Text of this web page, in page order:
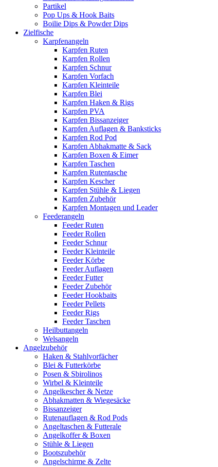
Partikel
Pop Ups & Hook Baits
Boilie Dips & Powder Dips
Zielfische
Karpfenangeln
Karpfen Ruten
Karpfen Rollen
Karpfen Schnur
Karpfen Vorfach
Karpfen Kleinteile
Karpfen Blei
Karpfen Haken & Rigs
Karpfen PVA
Karpfen Bissanzeiger
Karpfen Auflagen & Banksticks
Karpfen Rod Pod
Karpfen Abhakmatte & Sack
Karpfen Boxen & Eimer
Karpfen Taschen
Karpfen Rutentasche
Karpfen Kescher
Karpfen Stühle & Liegen
Karpfen Zubehör
Karpfen Montagen und Leader
Feederangeln
Feeder Ruten
Feeder Rollen
Feeder Schnur
Feeder Kleinteile
Feeder Körbe
Feeder Auflagen
Feeder Futter
Feeder Zubehör
Feeder Hookbaits
Feeder Pellets
Feeder Rigs
Feeder Taschen
Heilbuttangeln
Welsangeln
Angelzubehör
Haken & Stahlvorfächer
Blei & Futterkörbe
Posen & Sbirolinos
Wirbel & Kleinteile
Angelkescher & Netze
Abhakmatten & Wiegesäcke
Bissanzeiger
Rutenauflagen & Rod Pods
Angeltaschen & Futterale
Angelkoffer & Boxen
Stühle & Liegen
Bootszubehör
Angelschirme & Zelte